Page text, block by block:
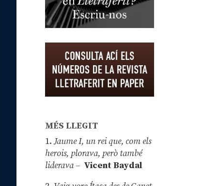
MÉS LLEGIT
1.Jaume I, un rei que, com els
herois, plorava, però també
liderava – Vicent Baydal